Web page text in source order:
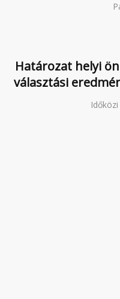
Határozat helyi
választási